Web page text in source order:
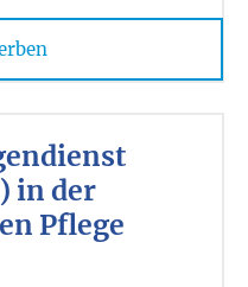
in der
Pflege